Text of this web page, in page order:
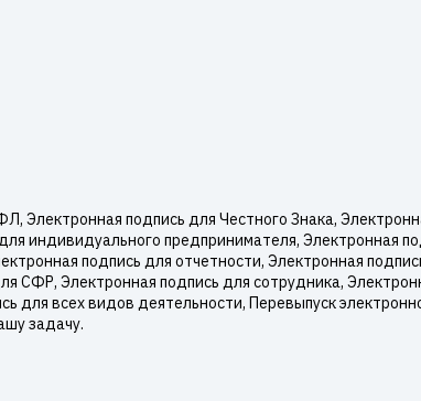
подпись для Честного Знака,
индивидуального предпринимателя, Электронная
подпись для отчетности, Электронная
СФР, Электронная подпись для сотрудника,
для всех видов деятельности, Перевыпуск
задачу.